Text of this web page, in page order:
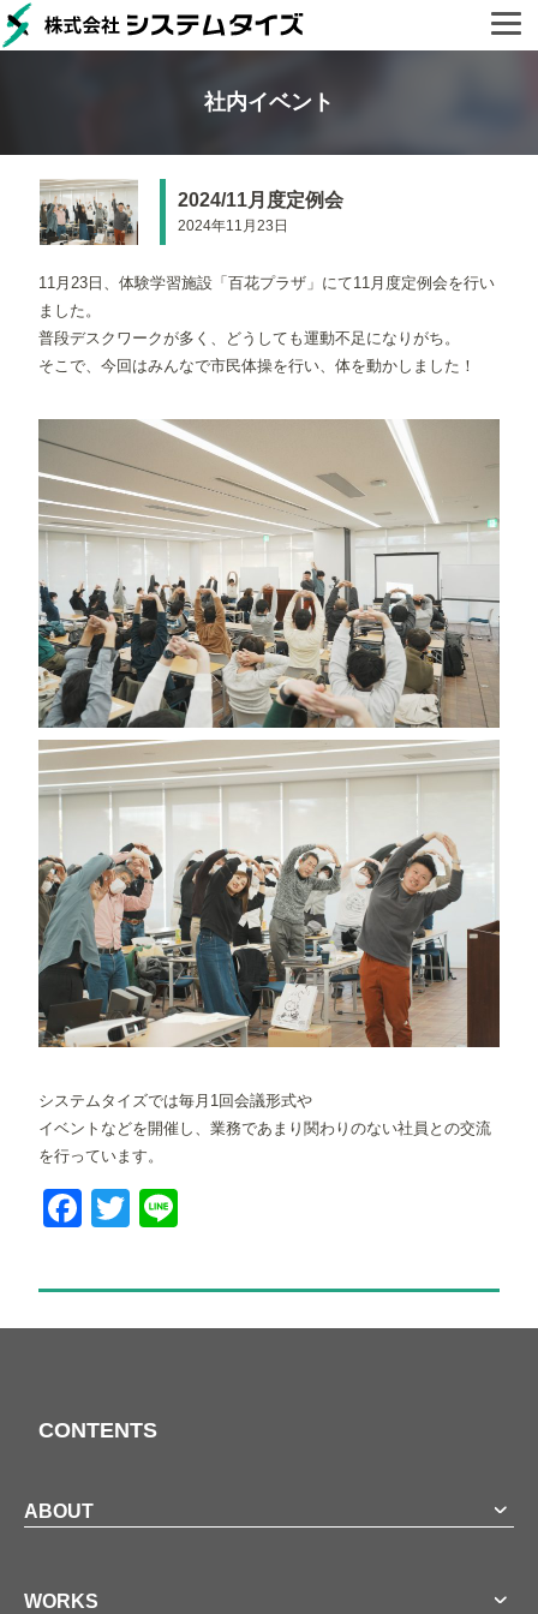
社内イベント
2024/11月度定例会
2024年11月23日
11月23日、体験学習施設「百花プラザ」にて11月度定例会を行い
ました。
普段デスクワークが多く、どうしても運動不足になりがち。
そこで、今回はみんなで市民体操を行い、体を動かしました！
システムタイズでは毎月1回会議形式や
イベントなどを開催し、業務であまり関わりのない社員との交流
を行っています。
Facebook
Twitter
CONTENTS
ABOUT
WORKS